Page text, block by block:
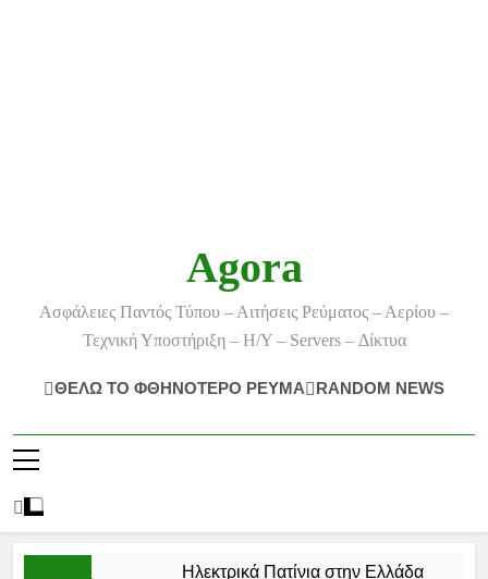
Agora
Ασφάλειες Παντός Τύπου – Αιτήσεις Ρεύματος – Αερίου –
Τεχνική Υποστήριξη – Η/Υ – Servers – Δίκτυα
ΘΕΛΩ ΤΟ ΦΘΗΝΟΤΕΡΟ ΡΕΥΜΑ RANDOM NEWS
Ηλεκτρικά Πατίνια στην Ελλάδα